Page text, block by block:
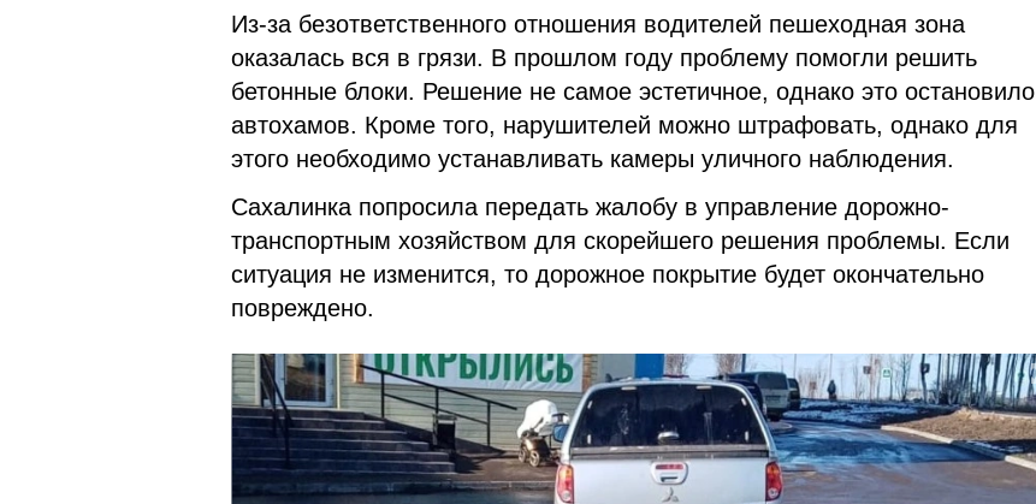
Из-за безответственного отношения водителей пешеходная зона
оказалась вся в грязи. В прошлом году проблему помогли решить
бетонные блоки. Решение не самое эстетичное, однако это остановило
автохамов. Кроме того, нарушителей можно штрафовать, однако для
этого необходимо устанавливать камеры уличного наблюдения.
Сахалинка попросила передать жалобу в управление дорожно-
транспортным хозяйством для скорейшего решения проблемы. Если
ситуация не изменится, то дорожное покрытие будет окончательно
повреждено.